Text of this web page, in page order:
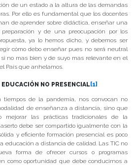
de un estado a la altura de las demandas
Por ello es fundamental que los docentes
de aprender sobre didáctica, enseñar una
y de una preocupación por los
ya lo hemos dicho, y debemos ser
cómo debo enseñar pues no será neutral
no mas bien y de suyo mas relevante en el
País que anhelamos.
NO PRESENCIAL [1]
tiempos de la pandemia, nos convocan no
de enseñanza a distancia, sino que
mejorar las prácticas tradicionales de la
debe ser compartido igualmente con la
y eficiente formación presencial es poco
educación a distancia de calidad. Las TIC no
forma de ofrecer cursos o programas
como oportunidad que debe conducirnos a